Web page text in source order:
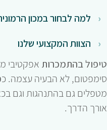
למה לבחור במכון
הצוות המקצועי שלנו
טיפול בהתמכרות אפקטיבי
סימפטום, לא הבעיה עצמה. כ
מטפלים גם בהתנהגות וגם
אורך הדרך.